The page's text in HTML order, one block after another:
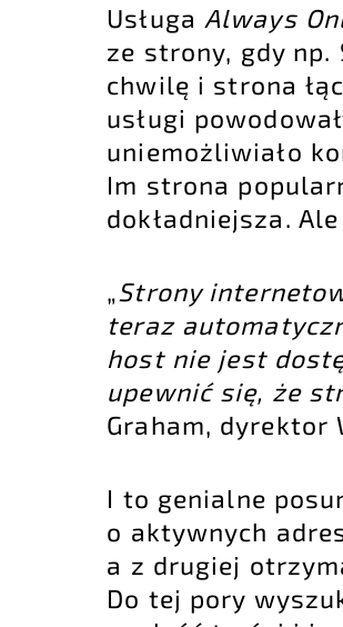
Usługa Always
ze strony, gdy
chwilę i strona
usługi
uniemożliwiało
Im strona
dokładniejsza.
„Strony
teraz
host nie jest
upewnić się, że
Graham, dyrektor
I to genialne
o aktywnych
a z drugiej
Do tej pory